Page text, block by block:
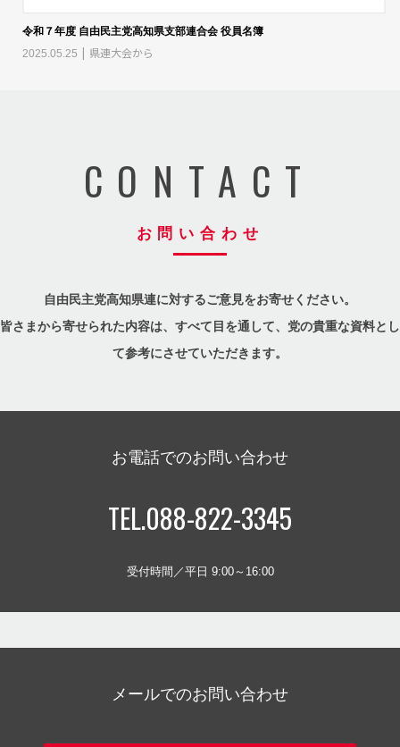
令和７年度 自由民主党高知県支部連合会 役員名簿
2025.05.25
県連大会から
CONTACT
お問い合わせ
自由民主党高知県連に対するご意見をお寄せください。
皆さまから寄せられた内容は、すべて目を通して、党の貴重な資料とし
て参考にさせていただきます。
お電話でのお問い合わせ
TEL.088-822-3345
受付時間／平日 9:00～16:00
メールでのお問い合わせ